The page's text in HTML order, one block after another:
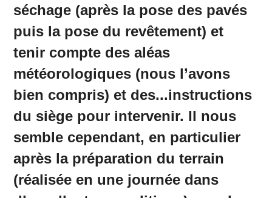
séchage (après la pose des pavés
puis la pose du revêtement) et
tenir compte des aléas
météorologiques (nous l’avons
bien compris) et des...instructions
du siège pour intervenir. Il nous
semble cependant, en particulier
après la préparation du terrain
(réalisée en une journée dans